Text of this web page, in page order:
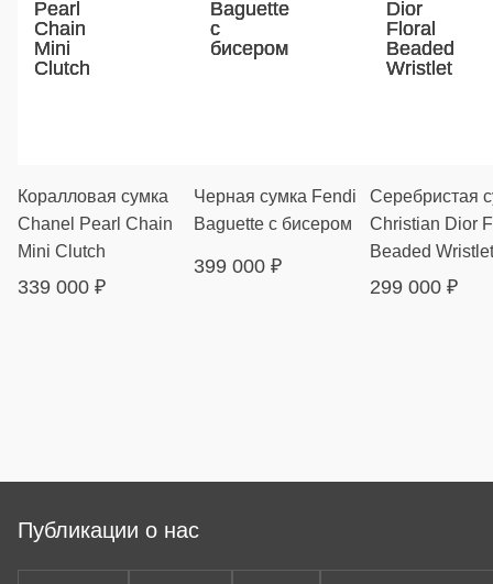
Коралловая сумка
Chanel Pearl Chain
Mini Clutch
339 000 ₽
Черная сумка Fendi
Baguette с бисером
399 000 ₽
Серебристая
Christian Dior
Beaded Wristlet
299 000 ₽
Публикации о нас